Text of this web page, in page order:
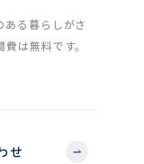
る暮らしがさ
は無料です。
せ